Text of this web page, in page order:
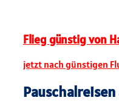
Flieg günstig von
jetzt nach günstigen